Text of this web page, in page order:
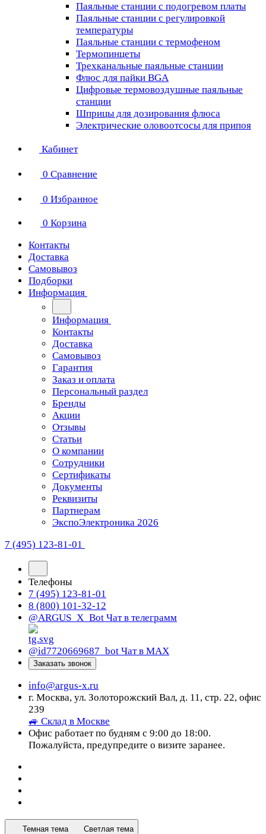
Паяльные станции с подогревом платы
Паяльные станции с регулировкой
температуры
Паяльные станции с термофеном
Термопинцеты
Трехканальные паяльные станции
Флюс для пайки BGA
Цифровые термовоздушные паяльные
станции
Шприцы для дозирования флюса
Электрические оловоотсосы для припоя
Кабинет
0 Сравнение
0 Избранное
0 Корзина
Контакты
Доставка
Самовывоз
Подборки
Информация
Информация
Контакты
Доставка
Самовывоз
Гарантия
Заказ и оплата
Персональный раздел
Бренды
Акции
Отзывы
Статьи
О компании
Сотрудники
Сертификаты
Документы
Реквизиты
Партнерам
ЭкспоЭлектроника 2026
7 (495) 123-81-01
Телефоны
7 (495) 123-81-01
8 (800) 101-32-12
@ARGUS_X_Bot Чат в телеграмм
@id7720669687_bot Чат в МАХ
Заказать звонок
info@argus-x.ru
г. Москва, ул. Золоторожский Вал, д. 11, стр. 22, офис
239
🚙 Склад в Москве
Офис работает по будням с 9:00 до 18:00.
Пожалуйста, предупредите о визите заранее.
Темная тема Светлая тема